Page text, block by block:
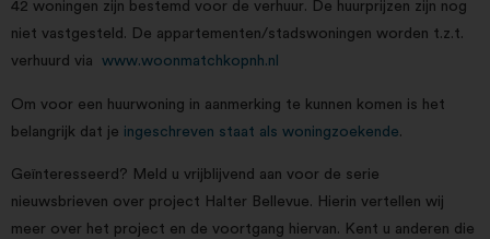
42 woningen zijn bestemd voor de verhuur. De huurprijzen zijn nog
niet vastgesteld. De appartementen/stadswoningen worden t.z.t.
verhuurd via www.woonmatchkopnh.nl
Om voor een huurwoning in aanmerking te kunnen komen is het
belangrijk dat je ingeschreven staat als woningzoekende.
Geïnteresseerd? Meld u vrijblijvend aan voor de serie
nieuwsbrieven over project Halter Bellevue. Hierin vertellen wij
meer over het project en de voortgang hiervan. Kent u anderen die